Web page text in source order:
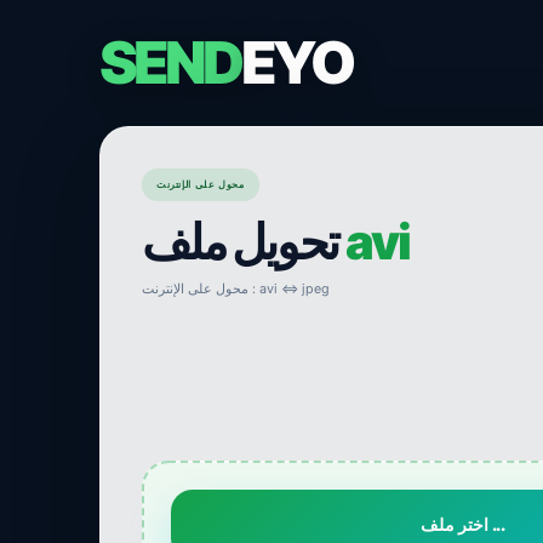
SENDEYO
محول على الإنترنت
تحويل ملفavi
محول على الإنترنت : avi ⇔ jpeg
اختر ملف ...